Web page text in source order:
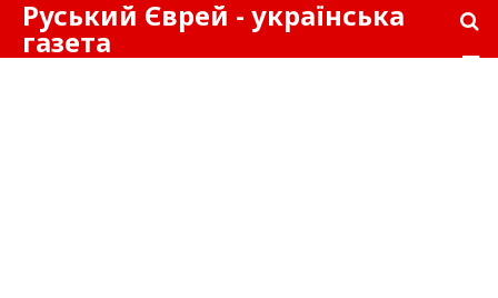
Руський Єврей - українська
газета